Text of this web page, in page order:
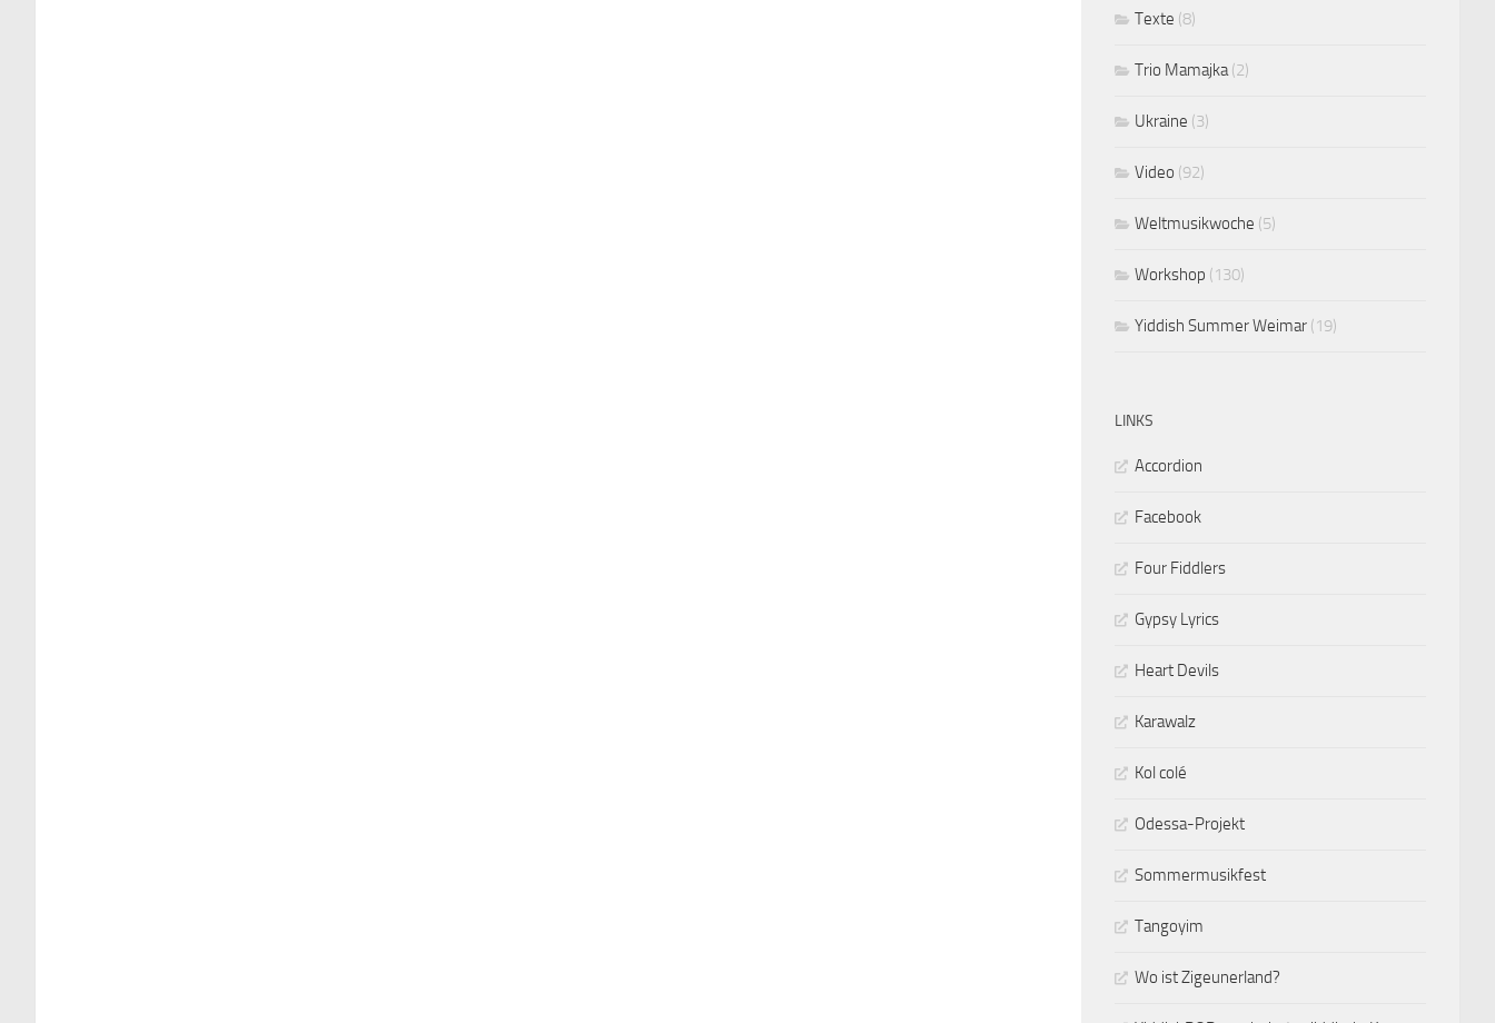
Texte (8)
Trio Mamajka (2)
Ukraine (3)
Video (92)
Weltmusikwoche (5)
Workshop (130)
Yiddish Summer Weimar (19)
LINKS
Accordion
Facebook
Four Fiddlers
Gypsy Lyrics
Heart Devils
Karawalz
Kol colé
Odessa-Projekt
Sommermusikfest
Tangoyim
Wo ist Zigeunerland?